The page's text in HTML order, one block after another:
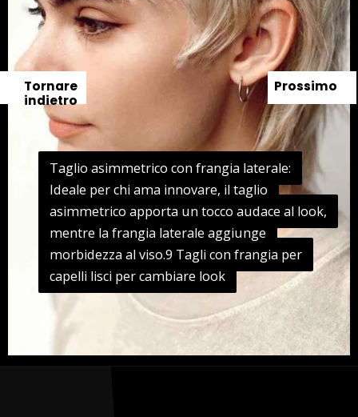
Taglio asimmetrico con frangia laterale:
Ideale per chi ama innovare, il taglio
asimmetrico apporta un tocco audace al look,
mentre la frangia laterale aggiunge
morbidezza al viso.9 Tagli con frangia per
capelli lisci per cambiare look
Taglio asimmetrico con frangia laterale:
Ideale per chi ama innovare, il taglio
asimmetrico apporta un tocco audace al look,
mentre la frangia laterale aggiunge
morbidezza al viso.9 Tagli con frangia per
capelli lisci per cambiare look
Prossimo
Tornare
indietro